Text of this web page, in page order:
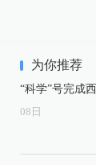
为你推荐
“科学”号完成
08 日